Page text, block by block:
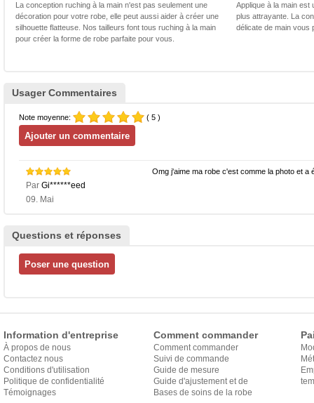
La conception ruching à la main n'est pas seulement une
décoration pour votre robe, elle peut aussi aider à créer une
silhouette flatteuse. Nos tailleurs font tous ruching à la main
pour créer la forme de robe parfaite pour vous.
Applique à la main est
plus attrayante. La
délicate de main vous
Usager Commentaires
Note moyenne: ( 5 )
Par Gi******eed
09. Mai
Omg j'aime ma robe c'est comme la photo et a
Questions et réponses
Information d'entreprise
À propos de nous
Contactez nous
Conditions d'utilisation
Politique de confidentialité
Témoignages
Comment commander
Comment commander
Suivi de commande
Guide de mesure
Guide d'ajustement et de
style
Bases de soins de la robe